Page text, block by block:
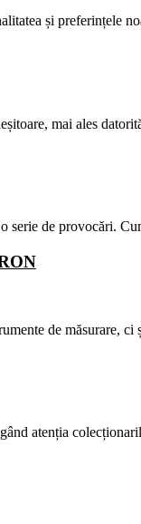
și preferințele
mai ales
serie de provocări.
de măsurare, ci
atenția